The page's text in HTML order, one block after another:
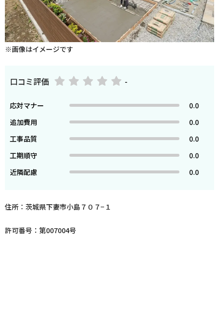
※画像はイメージです
口コミ評価 -
応対マナー
0.0
追加費用
0.0
工事品質
0.0
工期順守
0.0
近隣配慮
0.0
住所：茨城県下妻市小島７０７−１
許可番号：第007004号